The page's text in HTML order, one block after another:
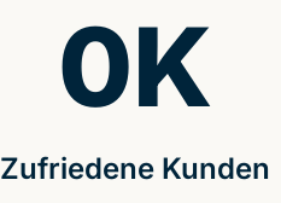
Zufriedene Kunden
0K